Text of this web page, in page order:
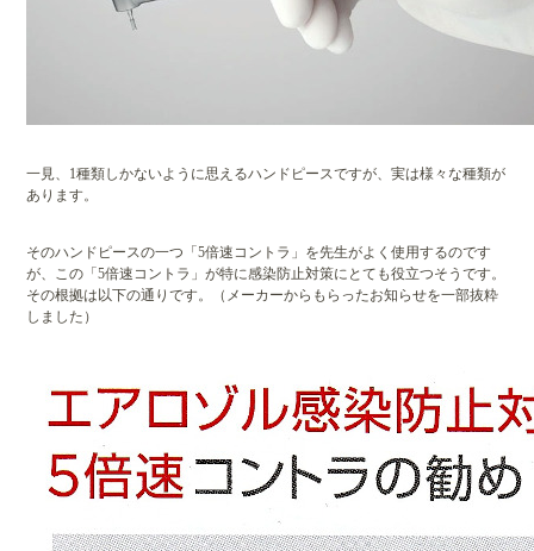
一見、1種類しかないように思えるハンドピースですが、実は様々な種類が
あります。
そのハンドピースの一つ「5倍速コントラ」を先生がよく使用するのです
が、この「5倍速コントラ」が特に感染防止対策にとても役立つそうです。
その根拠は以下の通りです。（メーカーからもらったお知らせを一部抜粋
しました）